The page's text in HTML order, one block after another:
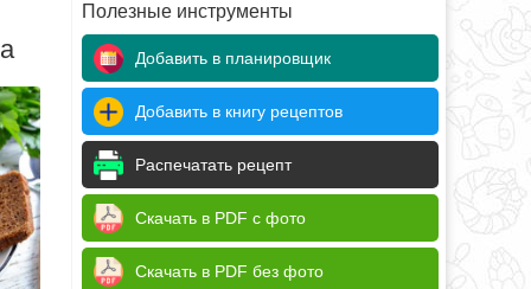
Полезные инструменты
Добавить в планировщик
Добавить в книгу рецептов
Распечатать рецепт
Скачать в PDF с фото
Скачать в PDF без фото